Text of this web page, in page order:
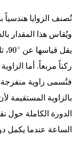
تُصنف الزوايا هندسياً
ويُقاس هذا المقدار
يقل قياسها عن
90
∘
،
ركناً مربعاً. أما
فتُسمى زاوية منفرجة،
بالزاوية المستقيمة
الدورة الكاملة حول
الساعة عندما يكمل